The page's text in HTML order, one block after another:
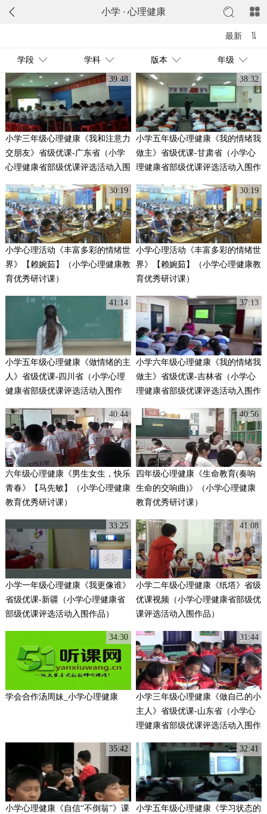
小学 · 心理健康
最新
学段 学科 版本 年级
39:48
小学三年级心理健康《我和注意力
交朋友》省级优课-广东省（小学
心理健康省部级优课评选活动入围
38:32
小学五年级心理健康《我的情绪我
做主》省级优课-甘肃省（小学心
理健康省部级优课评选活动入围作
30:19
小学心理活动《丰富多彩的情绪世
界》【赖婉茹】（小学心理健康教
育优秀研讨课）
30:19
小学心理活动《丰富多彩的情绪世
界》【赖婉茹】（小学心理健康教
育优秀研讨课）
41:14
小学五年级心理健康《做情绪的主
人》省级优课-四川省（小学心理
健康省部级优课评选活动入围作
37:13
小学六年级心理健康《我的情绪我
做主》省级优课-吉林省（小学心
理健康省部级优课评选活动入围作
40:44
六年级心理健康《男生女生，快乐
青春》【马先敏】（小学心理健康
教育优秀研讨课）
40:56
四年级心理健康《生命教育(奏响
生命的交响曲)》（小学心理健康
教育优秀研讨课）
33:25
小学一年级心理健康《我更像谁》
省级优课-新疆（小学心理健康省
部级优课评选活动入围作品）
41:08
小学二年级心理健康《纸塔》省级
优课视频（小学心理健康省部级优
课评选活动入围作品）
34:30
学会合作汤周妹_小学心理健康
31:44
小学三年级心理健康《做自己的小
主人》省级优课-山东省（小学心
理健康省部级优课评选活动入围作
35:42
小学心理健康《自信“不倒翁”》课
32:41
小学五年级心理健康《学习状态的